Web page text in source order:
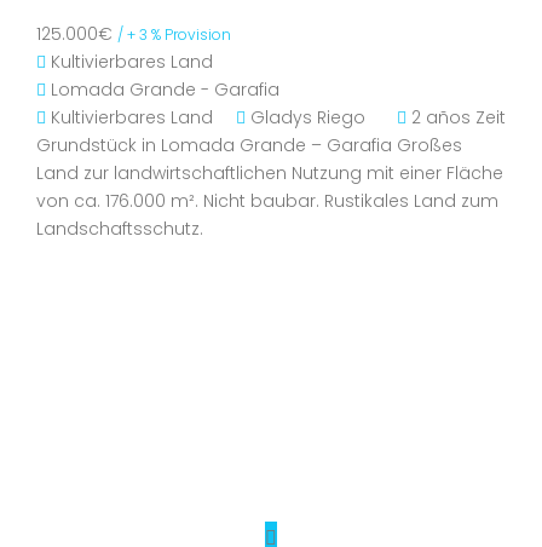
125.000€ / + 3 % Provision
Kultivierbares Land
Lomada Grande - Garafia
Kultivierbares Land
Gladys Riego
2 años Zeit
Grundstück in Lomada Grande – Garafia Großes
Land zur landwirtschaftlichen Nutzung mit einer Fläche
von ca. 176.000 m². Nicht baubar. Rustikales Land zum
Landschaftsschutz.